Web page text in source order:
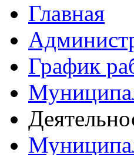
Главная
График